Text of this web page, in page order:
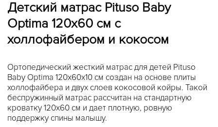
Детский матрас Pituso Baby
Optima 120x60 см с
холлофайбером и кокосом
Ортопедический жесткий матрас для детей Pituso
Baby Optima 120x60x10 см создан на основе плиты
холлофайбера и двух слоев кокосовой койры. Такой
беспружинный матрас рассчитан на стандартную
кроватку 120x60 см и дает плотную, ровную
поддержку спины малышу.